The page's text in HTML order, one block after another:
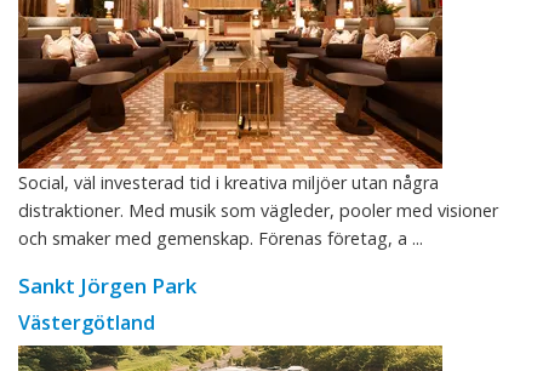
Social, väl investerad tid i kreativa miljöer utan några
distraktioner. Med musik som vägleder, pooler med visioner
och smaker med gemenskap. Förenas företag, a ...
Sankt Jörgen Park
Västergötland